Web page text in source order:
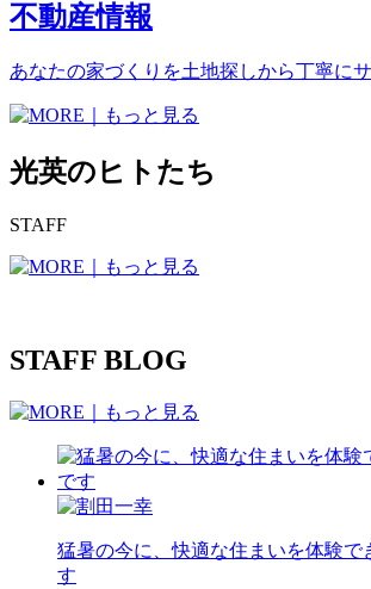
不動産情報
あなたの家づくりを土地探しから丁寧に
光英のヒトたち
STAFF
STAFF BLOG
猛暑の今に、快適な住まいを体験で
す